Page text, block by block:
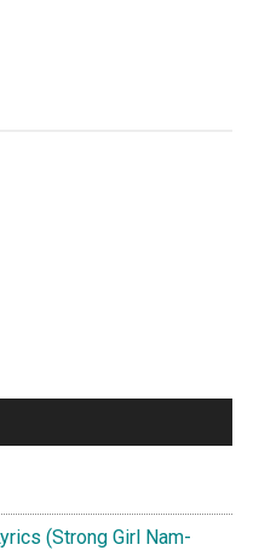
(Strong Girl Nam-